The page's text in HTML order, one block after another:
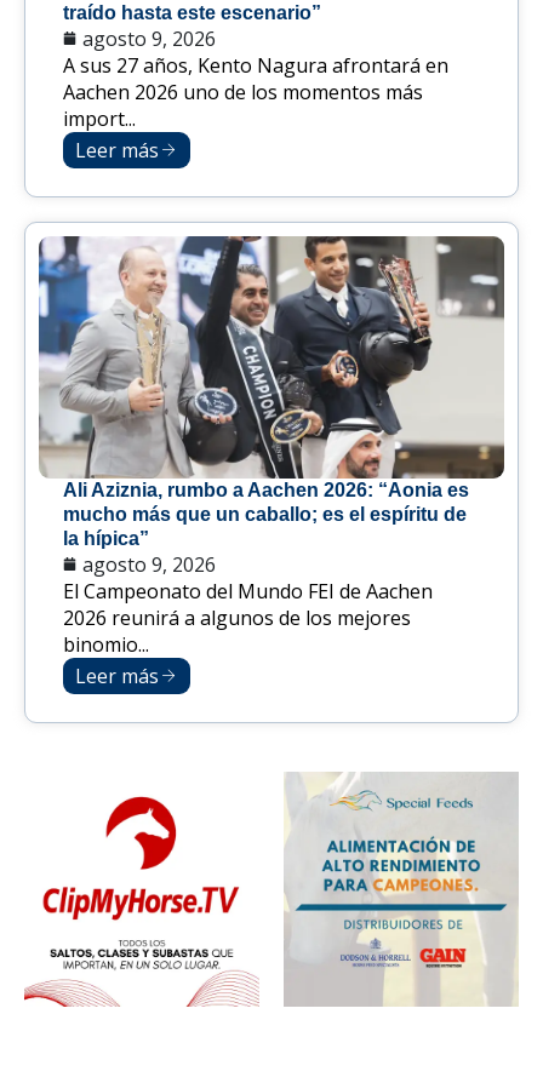
traído hasta este escenario”
agosto 9, 2026
A sus 27 años, Kento Nagura afrontará en
Aachen 2026 uno de los momentos más
import...
Leer más
Ali Aziznia, rumbo a Aachen 2026: “Aonia es
mucho más que un caballo; es el espíritu de
la hípica”
agosto 9, 2026
El Campeonato del Mundo FEI de Aachen
2026 reunirá a algunos de los mejores
binomio...
Leer más